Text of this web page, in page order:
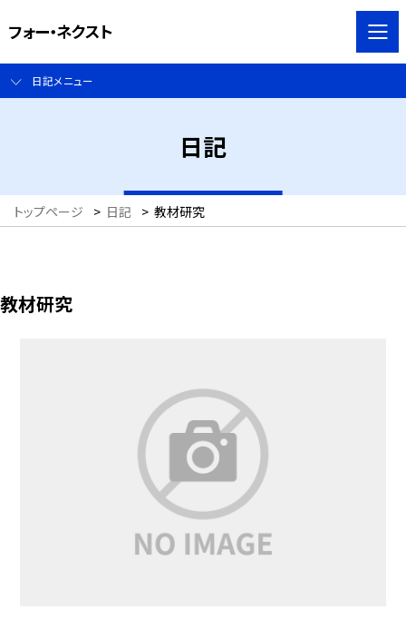
フォー・ネクスト
日記メニュー
日記
トップページ > 日記 > 教材研究
教材研究